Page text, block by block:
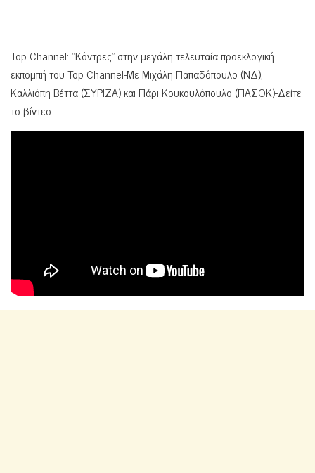
Top Channel: “Κόντρες” στην μεγάλη τελευταία προεκλογική
εκπομπή του Top Channel-Με Μιχάλη Παπαδόπουλο (ΝΔ),
Καλλιόπη Βέττα (ΣΥΡΙΖΑ) και Πάρι Κουκουλόπουλο (ΠΑΣΟΚ)-Δείτε
το βίντεο